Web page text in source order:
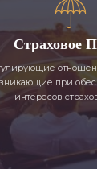
Страховое
при
интересов